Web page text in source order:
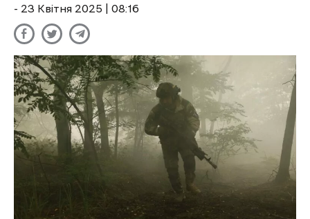
- 23 Квітня 2025 | 08:16